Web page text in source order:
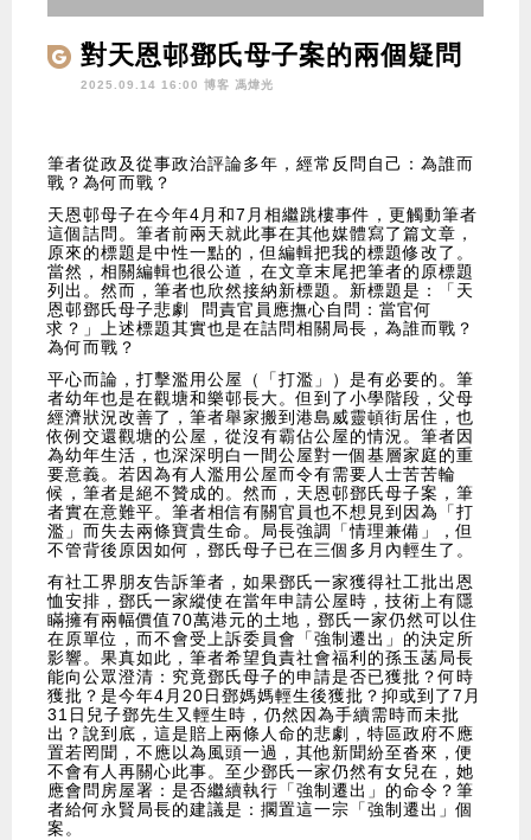
對天恩邨鄧氏母子案的兩個疑問
2025.09.14 16:00 博客 馮煒光
筆者從政及從事政治評論多年，經常反問自己：為誰而
戰？為何而戰？
天恩邨母子在今年4月和7月相繼跳樓事件，更觸動筆者
這個詰問。筆者前兩天就此事在其他媒體寫了篇文章，
原來的標題是中性一點的，但編輯把我的標題修改了。
當然，相關編輯也很公道，在文章末尾把筆者的原標題
列出。然而，筆者也欣然接納新標題。新標題是：「天
恩邨鄧氏母子悲劇 問責官員應撫心自問：當官何
求？」上述標題其實也是在詰問相關局長，為誰而戰？
為何而戰？
平心而論，打擊濫用公屋（「打濫」）是有必要的。筆
者幼年也是在觀塘和樂邨長大。但到了小學階段，父母
經濟狀況改善了，筆者舉家搬到港島威靈頓街居住，也
依例交還觀塘的公屋，從沒有霸佔公屋的情況。筆者因
為幼年生活，也深深明白一間公屋對一個基層家庭的重
要意義。若因為有人濫用公屋而令有需要人士苦苦輪
候，筆者是絕不贊成的。然而，天恩邨鄧氏母子案，筆
者實在意難平。筆者相信有關官員也不想見到因為「打
濫」而失去兩條寶貴生命。局長強調「情理兼備」，但
不管背後原因如何，鄧氏母子已在三個多月內輕生了。
有社工界朋友告訴筆者，如果鄧氏一家獲得社工批出恩
恤安排，鄧氏一家縱使在當年申請公屋時，技術上有隱
瞞擁有兩幅價值70萬港元的土地，鄧氏一家仍然可以住
在原單位，而不會受上訴委員會「強制遷出」的決定所
影響。果真如此，筆者希望負責社會福利的孫玉菡局長
能向公眾澄清：究竟鄧氏母子的申請是否已獲批？何時
獲批？是今年4月20日鄧媽媽輕生後獲批？抑或到了7月
31日兒子鄧先生又輕生時，仍然因為手續需時而未批
出？說到底，這是賠上兩條人命的悲劇，特區政府不應
置若罔聞，不應以為風頭一過，其他新聞紛至沓來，便
不會有人再關心此事。至少鄧氏一家仍然有女兒在，她
應會問房屋署：是否繼續執行「強制遷出」的命令？筆
者給何永賢局長的建議是：擱置這一宗「強制遷出」個
案。